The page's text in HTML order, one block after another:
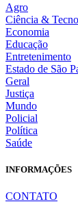
Agro
Ciência &
Economia
Educação
Entretenimento
Estado de São
Geral
Justiça
Mundo
Policial
Política
Saúde
INFORMAÇÕES
CONTATO